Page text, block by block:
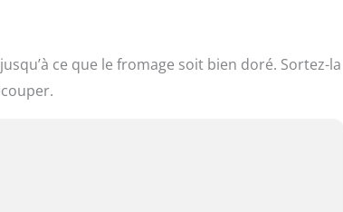
ce que le fromage soit bien doré. Sortez-la